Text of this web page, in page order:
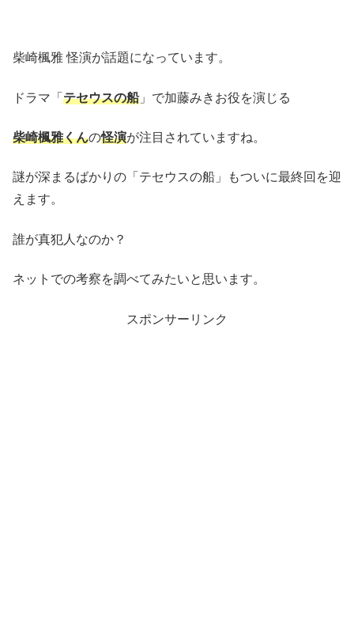
柴崎楓雅 怪演が話題になっています。
ドラマ「 テセウスの船」で加藤みきお役を演じる
柴崎楓雅くんの怪演が注目されていますね。
謎が深まるばかりの「テセウスの船」もついに最終回を迎
えます。
誰が真犯人なのか？
ネットでの考察を調べてみたいと思います。
スポンサーリンク